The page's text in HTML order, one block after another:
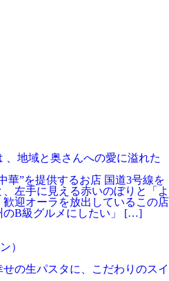
、地域と奥さんへの愛に溢れた
華”を提供するお店 国道3号線を
左手に見える赤いのぼりと「よ
迎オーラを放出しているこの店
のB級グルメにしたい」 […]
）
の生パスタに、こだわりのスイ